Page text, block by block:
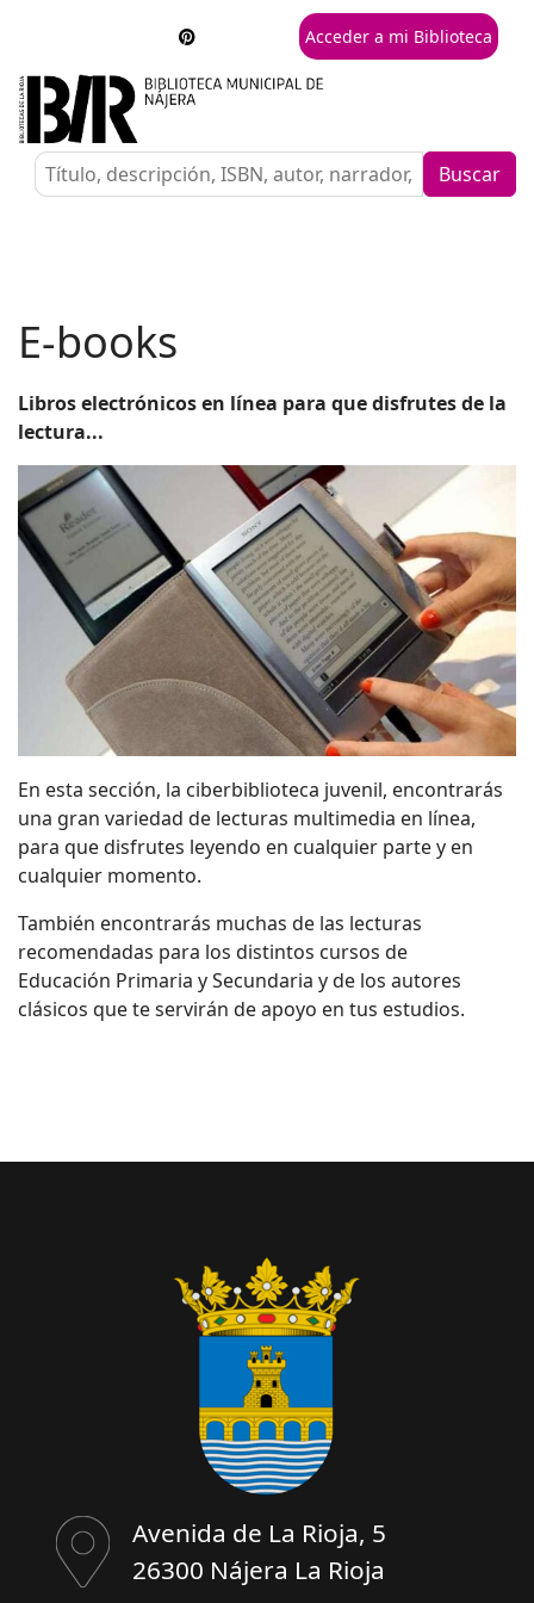
Acceder a mi Biblioteca
Buscar
E-books
Libros electrónicos en línea para que disfrutes de la
lectura...
En esta sección, la ciberbiblioteca juvenil, encontrarás
una gran variedad de lecturas multimedia en línea,
para que disfrutes leyendo en cualquier parte y en
cualquier momento.
También encontrarás muchas de las lecturas
recomendadas para los distintos cursos de
Educación Primaria y Secundaria y de los autores
clásicos que te servirán de apoyo en tus estudios.
Avenida de La Rioja, 5
26300 Nájera La Rioja